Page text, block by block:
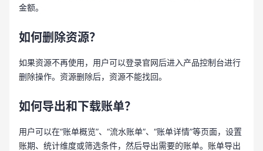
金额。
如何删除资源？
如果资源不再使用，用户可以登录官网后进入产品控制台进行
删除操作。资源删除后，资源不能找回。
如何导出和下载账单？
用户可以在“账单概览”、“流水账单”、“账单详情”等页面，设置
账期、统计维度或筛选条件，然后导出需要的账单。账单导出